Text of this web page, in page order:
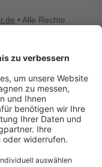
• Alle Rechte
für Ihr Office
Druckerzubehör
oder Ihr
genau
anderem Tinte
– großer sowie
Fachhandel für
den Alltag mit